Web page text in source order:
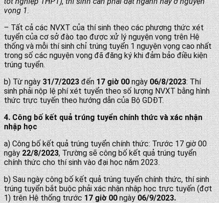
vọng 1.
– Tất cả các NVXT của thí sinh theo các phương thức xét
tuyển của cơ sở đào tạo được xử lý nguyện vọng trên Hệ
thống và mỗi thí sinh chỉ trúng tuyển 1 nguyện vọng cao nhất
trong số các nguyện vọng đã đăng ký khi đảm bảo điều kiện
trúng tuyển.
b) Từ ngày31/7/2023đến17 giờ 00ngày06/8/2023: Thí
sinh phải nộp lệ phí xét tuyển theo số lượng NVXT bằng hình
thức trực tuyến theo hướng dẫn của Bộ GDĐT.
4. Côngbốkết quả trúng tuyển chính thứcvà xác nhận
nhập học
a) Công bố kết quả trúng tuyển chính thức: Trước 17 giờ 00
ngày22/8/2023, Trường sẽ công bố kết quả trúng tuyển
chính thức cho thí sinh vào đại học năm 2023.
b) Sau ngày công bố kết quả trúng tuyển chính thức, thí sinh
trúng tuyển bắt buộc phải xác nhận nhập học trực tuyến (đợt
1) trên Hệ thống trước17 giờ 00ngày06/9/2023.